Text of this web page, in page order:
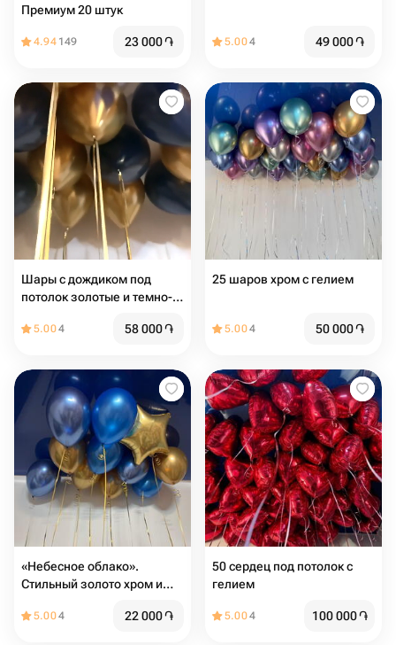
Премиум 20 штук
4.94 149 23 000֏ 5.004 49 000֏
Шары с дождиком под
потолок золотые и темно-
5.004 58 000֏
25 шаров хром с гелием
5.004 50 000֏
«Небесное облако».
Стильный золото хром и
5.004 22 000֏
50 сердец под потолок с
гелием
5.004 100 000֏